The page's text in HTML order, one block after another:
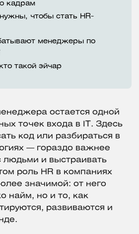
кадрам
чтобы стать HR-
менеджеры по
такой эйчар
остается одной
точек входа в IT. Здесь
код или разбираться в
— гораздо важнее
людьми и выстраивать
роль HR в компаниях
значимой: от него
найм, но и то, как
развиваются и